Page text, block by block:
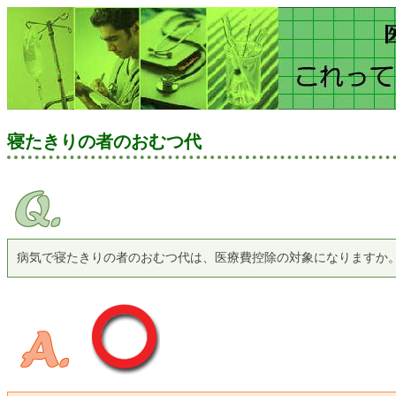
寝たきりの者のおむつ代
病気で寝たきりの者のおむつ代は、医療費控除の対象になりますか